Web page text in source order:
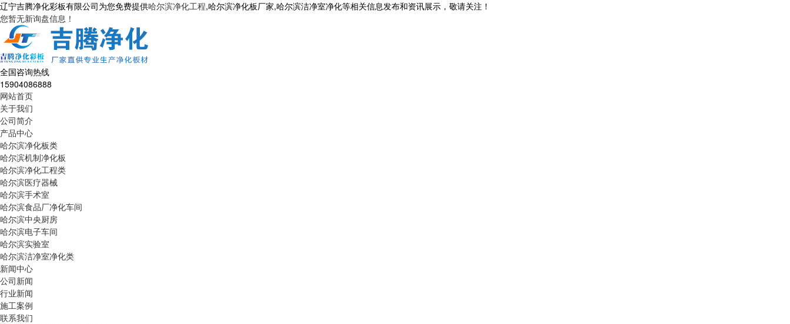
辽宁吉腾净化彩板有限公司为您免费提供哈尔滨净化工程,哈尔滨净化板厂家,哈尔滨洁净室净化等相关信息发布和资讯展示，敬请关注！
您暂无新询盘信息！
全国咨询热线
15904086888
网站首页
关于我们
公司简介
产品中心
哈尔滨净化板类
哈尔滨机制净化板
哈尔滨净化工程类
哈尔滨医疗器械
哈尔滨手术室
哈尔滨食品厂净化车间
哈尔滨中央厨房
哈尔滨电子车间
哈尔滨实验室
哈尔滨洁净室净化类
新闻中心
公司新闻
行业新闻
施工案例
联系我们